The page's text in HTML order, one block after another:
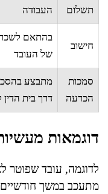
תשלום העבודה
חישוב
בהתאם
של העובד
סמכות
הכרעה
מתבצע
דרך בית הדין
דוגמאות
מתעכב במשך